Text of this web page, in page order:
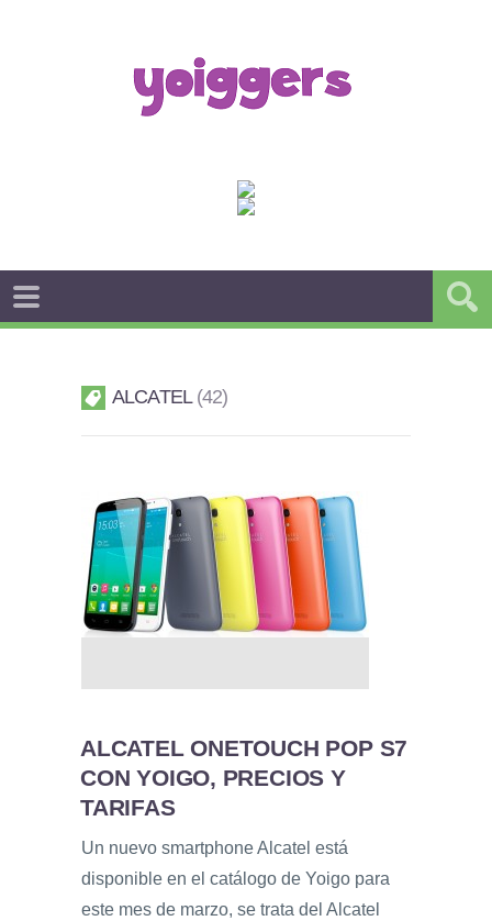
ALCATEL 42
ALCATEL ONETOUCH POP S7
CON YOIGO, PRECIOS Y
TARIFAS
Un nuevo smartphone Alcatel está
disponible en el catálogo de Yoigo para
este mes de marzo, se trata del Alcatel